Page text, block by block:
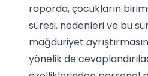
raporda, çocukların
süresi, nedenleri ve bu
mağduriyet
yönelik de